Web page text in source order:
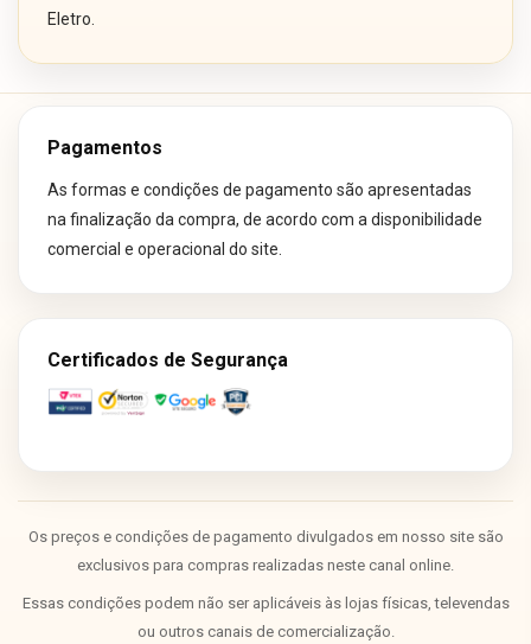
Eletro.
Pagamentos
As formas e condições de pagamento são apresentadas
na finalização da compra, de acordo com a disponibilidade
comercial e operacional do site.
Certificados de Segurança
Os preços e condições de pagamento divulgados em nosso site são
exclusivos para compras realizadas neste canal online.
Essas condições podem não ser aplicáveis às lojas físicas, televendas
ou outros canais de comercialização.